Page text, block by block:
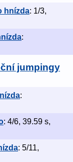
hnízda: 1/3,
:
jumpingy
:
: 4/6, 39.59 s,
: 5/11,